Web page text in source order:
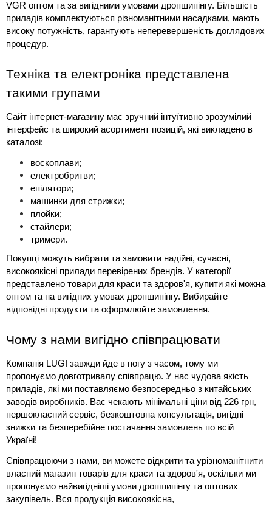
VGR оптом та за вигідними умовами дропшипінгу. Більшість
приладів комплектуються різноманітними насадками, мають
високу потужність, гарантують неперевершеність доглядових
процедур.
Техніка та електроніка представлена
такими групами
Сайт інтернет-магазину має зручний інтуїтивно зрозумілий
інтерфейс та широкий асортимент позицій, які викладено в
каталозі:
воскоплави;
електробритви;
епілятори;
машинки для стрижки;
плойки;
стайлери;
тримери.
Покупці можуть вибрати та замовити надійні, сучасні,
високоякісні прилади перевірених брендів. У категорії
представлено товари для краси та здоров'я, купити які можна
оптом та на вигідних умовах дропшипінгу. Вибирайте
відповідні продукти та оформлюйте замовлення.
Чому з нами вигідно співпрацювати
Компанія LUGI завжди йде в ногу з часом, тому ми
пропонуємо довготривалу співпрацю. У нас чудова якість
приладів, які ми поставляємо безпосередньо з китайських
заводів виробників. Вас чекають мінімальні ціни від 226 грн,
першокласний сервіс, безкоштовна консультація, вигідні
знижки та безперебійне постачання замовлень по всій
Україні!
Співпрацюючи з нами, ви можете відкрити та урізноманітнити
власний магазин товарів для краси та здоров'я, оскільки ми
пропонуємо найвигідніші умови дропшипінгу та оптових
закупівель. Вся продукція високоякісна,